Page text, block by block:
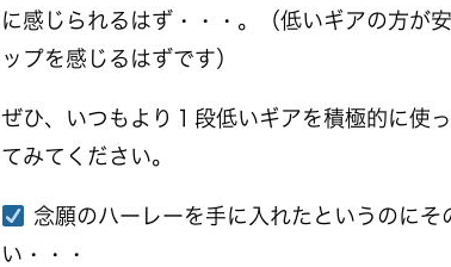
に感じられるはず・・・。（低いギアの方が
ップを感じるはずです）
ぜひ、いつもより１段低いギアを積極的に使
てみてください。
念願のハーレーを手に入れたというのにそ
い・・・